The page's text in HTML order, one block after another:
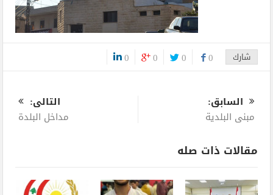
شارك 0
0
0
0
السابق:
مبنى البلدية
التالى:
مداخل البلدة
مقالات ذات صله